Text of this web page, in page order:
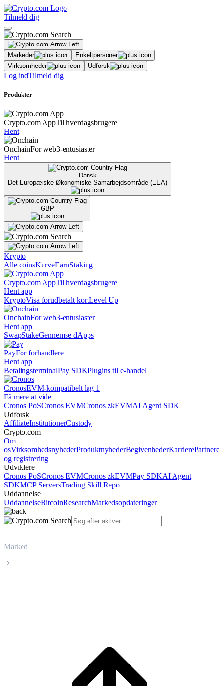
Tilmeld dig
Markeder
Enkeltpersoner
Virksomheder
Udforsk
Log indTilmeld dig
Produkter
Crypto.com AppTil hverdagsbrugere
Hent
OnchainFor web3-entusiaster
Hent
Dansk
Det Europæiske Økonomiske Samarbejdsområde (EEA)
GBP
Krypto
Alle coinsKurveEarnStaking
Crypto.com AppTil hverdagsbrugere
Hent app
KryptoVisa forudbetalt kortLevel Up
OnchainFor web3-entusiaster
Hent app
SwapStakeGennemse dApps
PayFor forhandlere
Hent app
BetalingsterminalPay SDKPlugins til e-handel
CronosEVM-kompatibelt lag 1
Få mere at vide
Cronos PoSCronos EVMCronos zkEVMAI Agent SDK
Udforsk
AffiliateInstitutionerCustody
Crypto.com
Om
osVirksomhedsnyhederProduktnyhederBegivenhederKarrierePartnere
og registrering
Udviklere
Cronos PoSCronos EVMCronos zkEVMPay SDKAI Agent
SDKMCP ServersTrading Skill Repo
Uddannelse
UddannelseBitcoinResearchMarkedsopdateringer
Marked